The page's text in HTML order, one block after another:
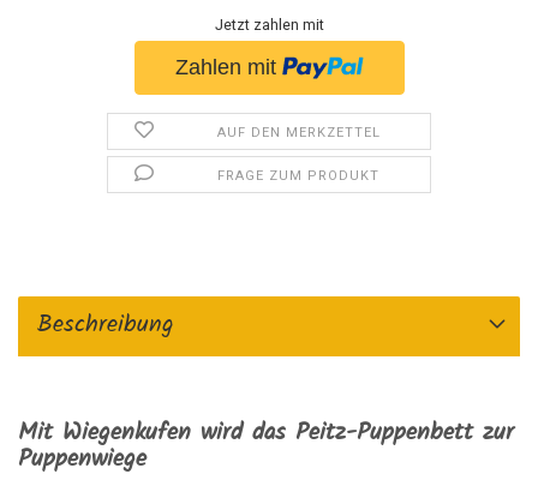
Jetzt zahlen mit
AUF DEN MERKZETTEL
FRAGE ZUM PRODUKT
Beschreibung
Mit Wiegenkufen wird das Peitz-Puppenbett zur
Puppenwiege